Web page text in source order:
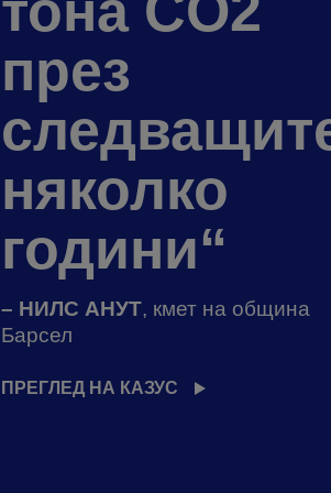
през
няколко
години“
– НИЛС АНУТ, кмет на община
Барсел
ПРЕГЛЕД НА КАЗУС